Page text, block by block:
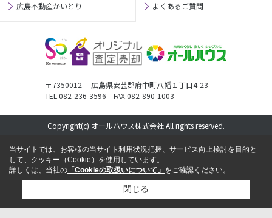
広島不動産かいとり よくあるご質問
〒7350012 広島県安芸郡府中町八幡１丁目4-23
TEL.082-236-3596 FAX.082-890-1003
Copyright(c) オールハウス株式会社 All rights reserved.
当サイトでは、お客様の当サイト利用状況把握、サービス向上検討を目的と
して、クッキー（Cookie）を使用しています。
詳しくは、当社の 「Cookieの取扱いについて」 をご確認ください。
閉じる